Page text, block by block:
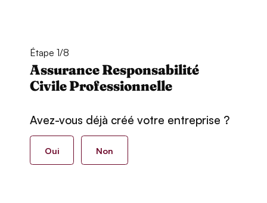
Étape 1/8
Assurance Responsabilité
Civile Professionnelle
Avez-vous déjà créé votre entreprise ?
Oui Non